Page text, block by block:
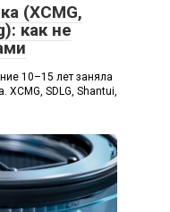
(XCMG,
как не
10–15 лет заняла
SDLG, Shantui,